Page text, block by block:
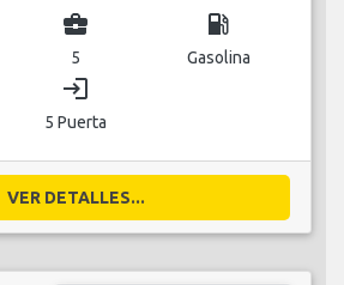
business_center
5
local_gas_station
Gasolina
login
5 Puerta
VER DETALLES...